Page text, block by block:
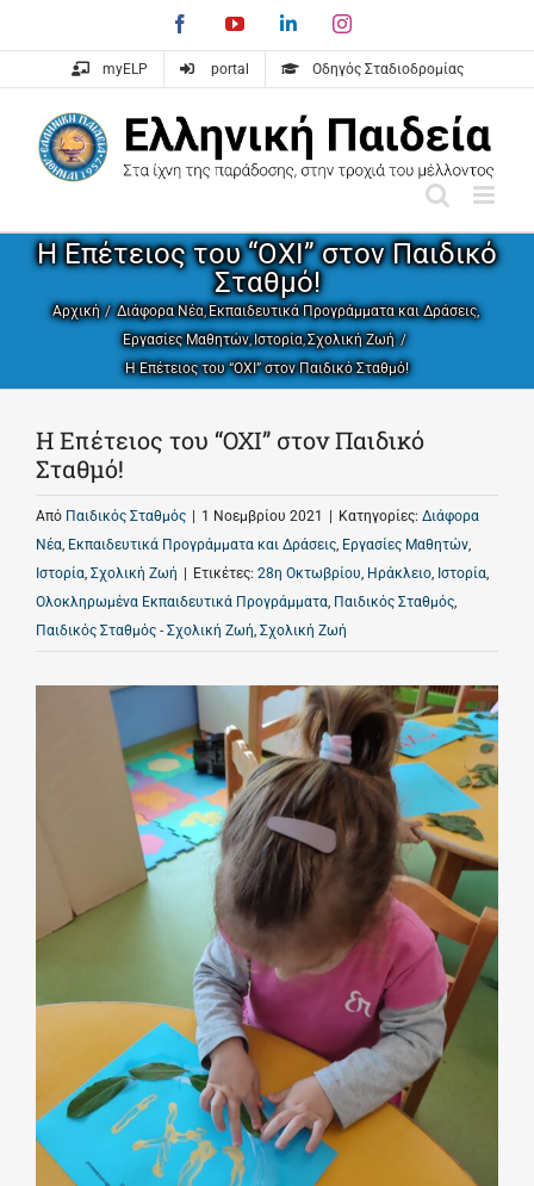
content
FacebookYouTubeLinkedInInstagram
myELP portal Οδηγός Σταδιοδρομίας
Η Επέτειος του “ΟΧΙ” στον Παιδικό
Σταθμό!
Αρχική Διάφορα Νέα Εκπαιδευτικά Προγράμματα και Δράσεις
Εργασίες Μαθητών Ιστορία Σχολική Ζωή
Η Επέτειος του “ΟΧΙ” στον Παιδικό Σταθμό!
Η Επέτειος του “ΟΧΙ” στον Παιδικό
Σταθμό!
Από Παιδικός Σταθμός 1 Νοεμβρίου 2021 Κατηγορίες: Διάφορα
Νέα, Εκπαιδευτικά Προγράμματα και Δράσεις, Εργασίες Μαθητών,
Ιστορία, Σχολική Ζωή Ετικέτες: 28η Οκτωβρίου, Ηράκλειο, Ιστορία,
Ολοκληρωμένα Εκπαιδευτικά Προγράμματα, Παιδικός Σταθμός,
Παιδικός Σταθμός - Σχολική Ζωή, Σχολική Ζωή